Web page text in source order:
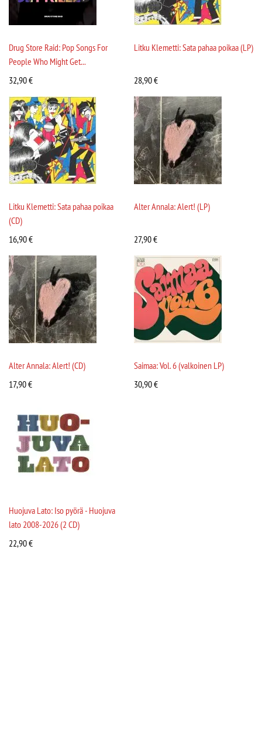
Drug Store Raid: Pop Songs For
People Who Might Get...
32,90€
Litku Klemetti: Sata pahaa poikaa (LP)
28,90€
Litku Klemetti: Sata pahaa poikaa
(CD)
16,90€
Alter Annala: Alert! (LP)
27,90€
Alter Annala: Alert! (CD)
17,90€
Saimaa: Vol. 6 (valkoinen LP)
30,90€
Huojuva Lato: Iso pyörä - Huojuva
lato 2008-2026 (2 CD)
22,90€